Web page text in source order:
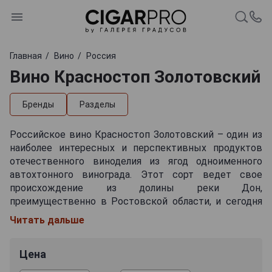
Главная Вино Россия
Вино Красностоп Золотовский
Бренды Разделы
Российское вино Красностоп Золотовский – один из
наиболее интересных и перспективных продуктов
отечественного виноделия из ягод одноименного
автохтонного винограда. Этот сорт ведет свое
происхождение из долины реки Дон,
преимущественно в Ростовской области, и сегодня
успешно культивируется в Краснодарском крае и
других регионах России. Он считается устойчивым к
наиболее качественные урожаи дают лозы на
каменистых почвах и известковых склонах.
Читать дальше
Цена